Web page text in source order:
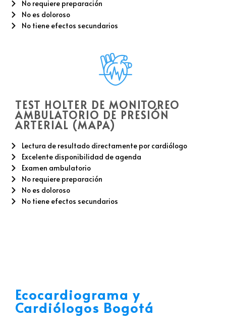
No requiere preparación
No es doloroso
No tiene efectos secundarios
TEST HOLTER DE MONITOREO
AMBULATORIO DE PRESIÓN
ARTERIAL (MAPA)
Lectura de resultado directamente por cardiólogo
Excelente disponibilidad de agenda
Examen ambulatorio
No requiere preparación
No es doloroso
No tiene efectos secundarios
Ecocardiograma y
Cardiólogos Bogotá